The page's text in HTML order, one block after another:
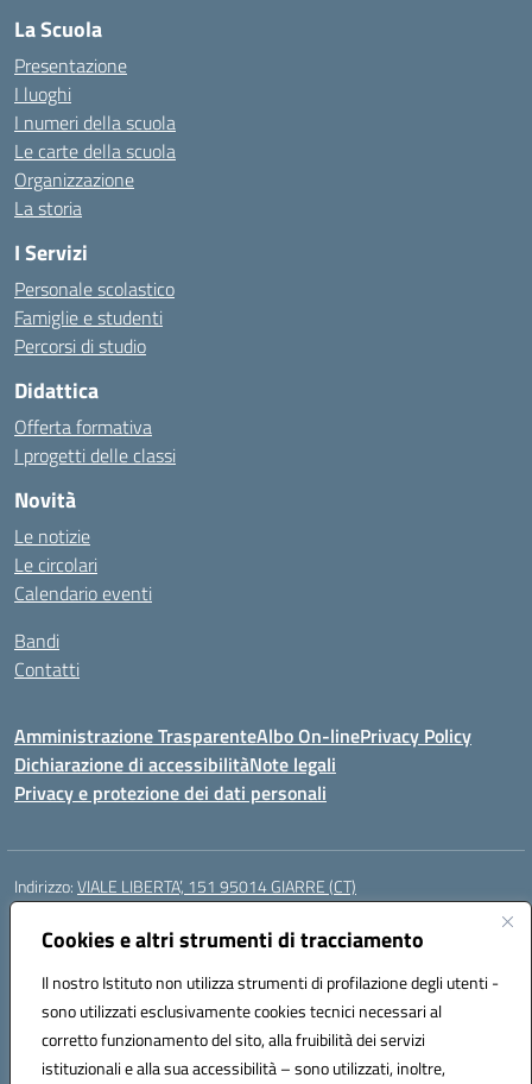
Cookies e altri strumenti di tracciamento
Il nostro Istituto non utilizza strumenti di profilazione degli utenti -
sono utilizzati esclusivamente cookies tecnici necessari al
corretto funzionamento del sito, alla fruibilità dei servizi
istituzionali e alla sua accessibilità – sono utilizzati, inoltre,
La Scuola
Presentazione
I luoghi
I numeri della scuola
Le carte della scuola
Organizzazione
La storia
I Servizi
Personale scolastico
Famiglie e studenti
Percorsi di studio
Didattica
Offerta formativa
I progetti delle classi
Novità
Le notizie
Le circolari
Calendario eventi
Bandi
Contatti
Amministrazione TrasparenteAlbo On-linePrivacy Policy
Dichiarazione di accessibilitàNote legali
Privacy e protezione dei dati personali
Indirizzo:VIALE LIBERTA’, 151 95014 GIARRE (CT)
Centralino:
Posta elettronica certificata (PEC):ctmm151004@pec.istruzione.it
Codice fiscale: 92032760875
Codice meccanografico:CTMM151004
Codice Indice delle Pubbliche Amministrazioni (IPA): cpiacd
Codice unico di fatturazione (CUF): UF783Q